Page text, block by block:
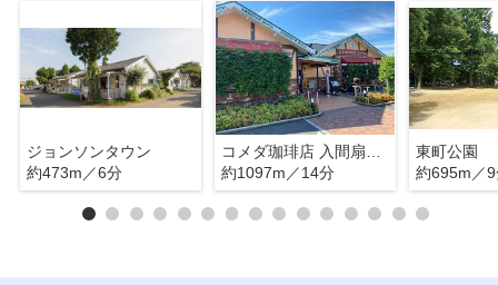
ジョンソンタウン
約473m／6分
コメダ珈琲店 入間扇台店
約1097m／14分
東町公園
約695m／